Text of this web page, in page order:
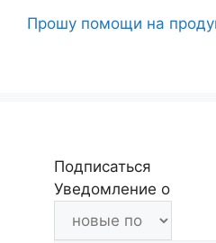
Прошу помощи на
Подписаться
Уведомление о